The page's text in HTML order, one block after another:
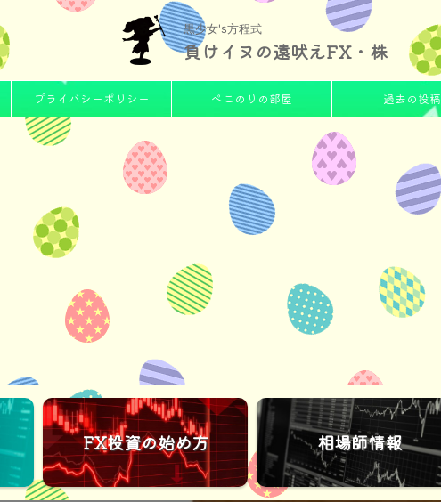
黒少女's方程式
負けイヌの遠吠えFX・株
プライバシーポリシー ぺこのりの部屋 過去の投稿
FX投資の始め方 相場師情報